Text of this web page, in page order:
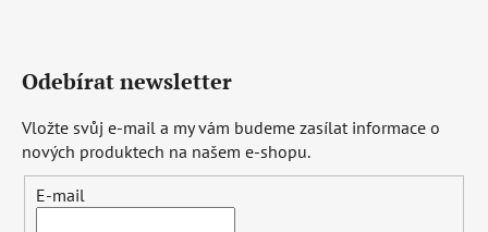
Odebírat newsletter
Vložte svůj e-mail a my vám budeme zasílat informace o
nových produktech na našem e-shopu.
E-mail